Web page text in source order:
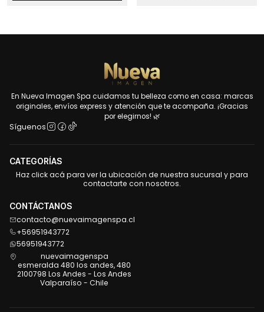
En Nueva Imagen Spa cuidamos tu belleza como en casa: marcas
originales, envíos express y atención que te acompaña. ¡Gracias
por elegirnos! 🌿
Síguenos
CATEGORÍAS
Haz click acá para ver la ubicación de nuestra sucursal y para
contactarte con nosotros.
CONTÁCTANOS
contacto@nuevaimagenspa.cl
+56951943772
56951943772
nuevaimagenspa
esmeralda 480 los andes, 480
2100798 Los Andes - Los Andes
Valparaíso - Chile